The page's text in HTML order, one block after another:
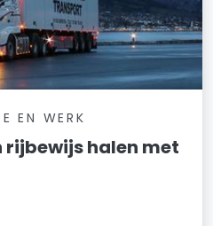
EN WERK
rijbewijs halen met